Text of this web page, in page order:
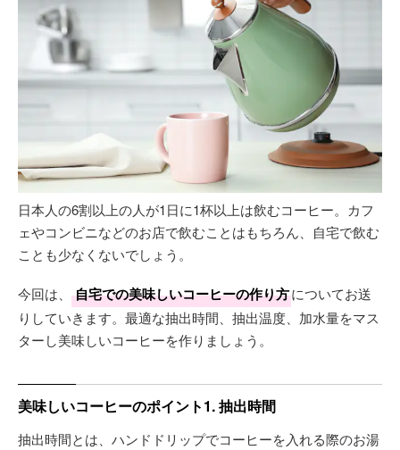
日本人の6割以上の人が1日に1杯以上は飲むコーヒー。カフ
ェやコンビニなどのお店で飲むことはもちろん、自宅で飲む
ことも少なくないでしょう。
今回は、 自宅での美味しいコーヒーの作り方についてお送
りしていきます。最適な抽出時間、抽出温度、加水量をマス
ターし美味しいコーヒーを作りましょう。
美味しいコーヒーのポイント1. 抽出時間
抽出時間とは、ハンドドリップでコーヒーを入れる際のお湯